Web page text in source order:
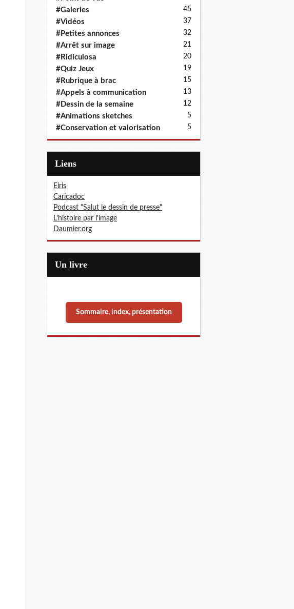
#Galeries 45
#Vidéos 37
#Petites annonces 32
#Arrêt sur image 21
#Ridiculosa 20
#Quiz Jeux 19
#Rubrique à brac 15
#Appels à communication 13
#Dessin de la semaine 12
#Animations sketches 5
#Conservation et valorisation 5
Liens
Eiris
Caricadoc
Podcast "Salut le dessin de presse"
L'histoire par l'image
Daumier.org
Un livre
Sommaire, index, présentation